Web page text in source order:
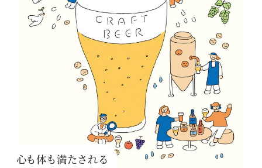
心も体も満たされる